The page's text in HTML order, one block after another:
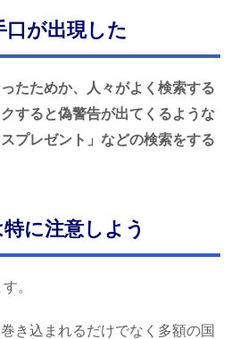
が出現した
たためか、人々がよく検索する
すると偽警告が出てくるような
プレゼント」などの検索をする
に注意しよう
。
き込まれるだけでなく多額の国